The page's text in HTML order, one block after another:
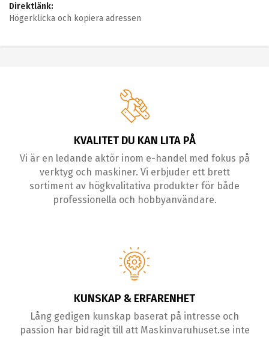
Direktlänk:
Högerklicka och kopiera adressen
KVALITET DU KAN LITA PÅ
Vi är en ledande aktör inom e-handel med fokus på
verktyg och maskiner. Vi erbjuder ett brett
sortiment av högkvalitativa produkter för både
professionella och hobbyanvändare.
KUNSKAP & ERFARENHET
Lång gedigen kunskap baserat på intresse och
passion har bidragit till att Maskinvaruhuset.se inte